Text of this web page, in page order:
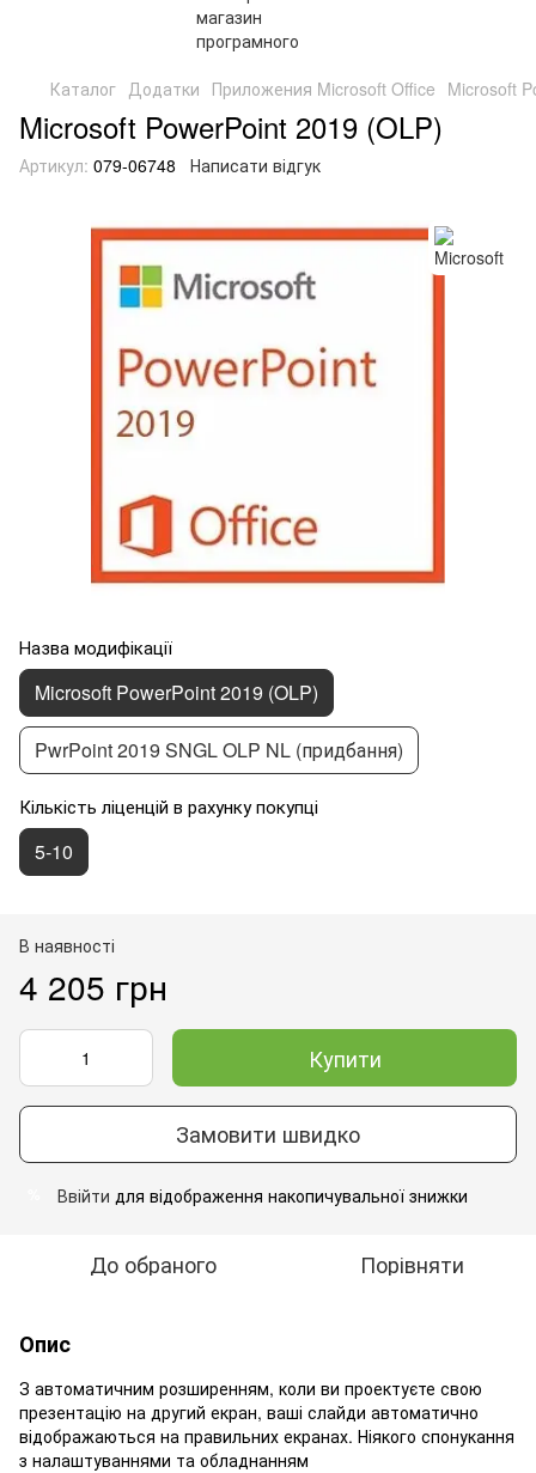
Каталог Додатки Приложения Microsoft Office Microsoft
Microsoft PowerPoint 2019 (OLP)
Артикул: 079-06748 Написати відгук
Назва модифікації
Microsoft PowerPoint 2019 (OLP)
PwrPoint 2019 SNGL OLP NL (придбання)
Кількість ліценцій в рахунку покупці
5-10
В наявності
4 205 грн
Купити
Замовити швидко
Ввійти для відображення накопичувальної знижки
До обраного Порівняти
Опис
З автоматичним розширенням, коли ви проектуєте свою
презентацію на другий екран, ваші слайди автоматично
відображаються на правильних екранах. Ніякого спонукання
з налаштуваннями та обладнанням